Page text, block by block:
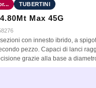
TUBERTINI
Max 45G
con innesto ibrido, a
pezzo. Capaci di lanci
grazie alla base a